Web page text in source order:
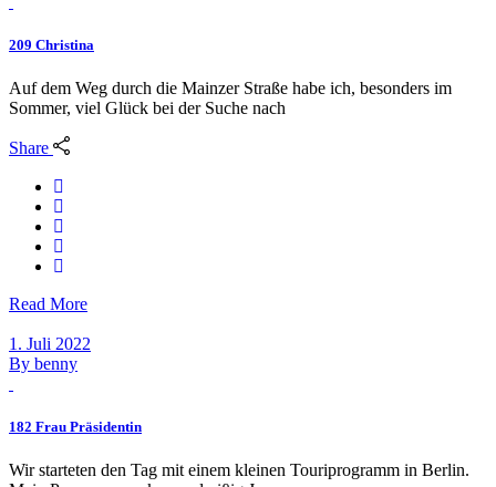
209 Christina
Auf dem Weg durch die Mainzer Straße habe ich, besonders im
Sommer, viel Glück bei der Suche nach
Share
Read More
1. Juli 2022
By benny
182 Frau Präsidentin
Wir starteten den Tag mit einem kleinen Touriprogramm in Berlin.